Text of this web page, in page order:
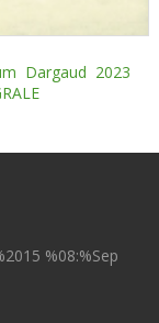
Dargaud 2023
%08:%Sep